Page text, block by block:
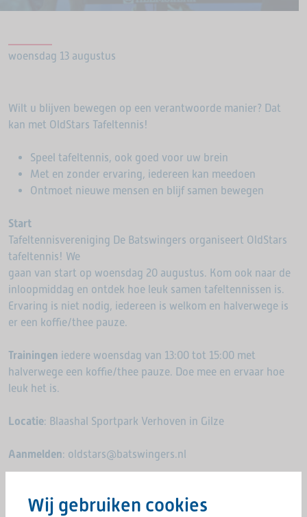
woensdag 13 augustus
Wilt u blijven bewegen op een verantwoorde manier? Dat
kan met OldStars Tafeltennis!
Speel tafeltennis, ook goed voor uw brein
Met en zonder ervaring, iedereen kan meedoen
Ontmoet nieuwe mensen en blijf samen bewegen
Start
Tafeltennisvereniging De Batswingers organiseert OldStars
tafeltennis! We
gaan van start op woensdag 20 augustus. Kom ook naar de
inloopmiddag en ontdek hoe leuk samen tafeltennissen is.
Ervaring is niet nodig, iedereen is welkom en halverwege is
er een koffie/thee pauze.
Trainingen iedere woensdag van 13:00 tot 15:00 met
halverwege een koffie/thee pauze. Doe mee en ervaar hoe
leuk het is.
Locatie: Blaashal Sportpark Verhoven in Gilze
Aanmelden: oldstars@batswingers.nl
Wij gebruiken cookies